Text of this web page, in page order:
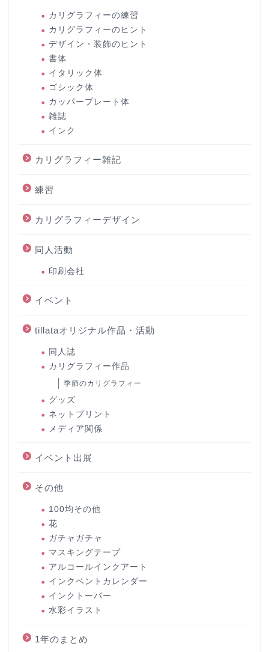
カリグラフィーの練習
カリグラフィーのヒント
デザイン・装飾のヒント
書体
イタリック体
ゴシック体
カッパープレート体
雑誌
インク
カリグラフィー雑記
練習
カリグラフィーデザイン
同人活動
印刷会社
イベント
tillataオリジナル作品・活動
同人誌
カリグラフィー作品
季節のカリグラフィー
グッズ
ネットプリント
メディア関係
イベント出展
その他
100均その他
花
ガチャガチャ
マスキングテープ
アルコールインクアート
インクベントカレンダー
インクトーバー
水彩イラスト
1年のまとめ